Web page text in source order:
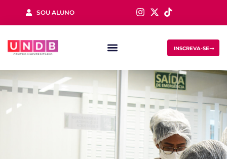
SOU ALUNO
INSCREVA-SE
Lost your password?